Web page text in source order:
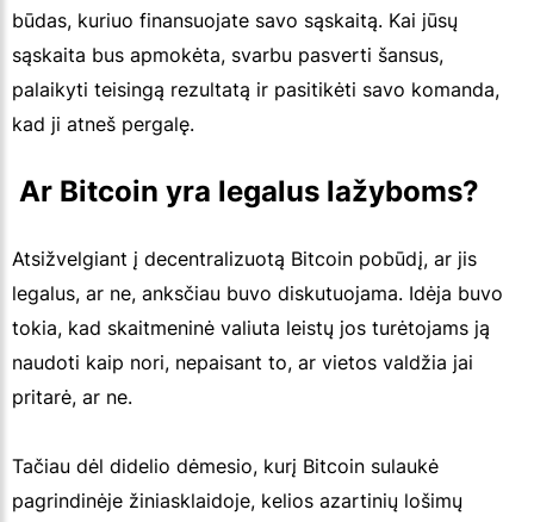
būdas, kuriuo finansuojate savo sąskaitą. Kai jūsų
sąskaita bus apmokėta, svarbu pasverti šansus,
palaikyti teisingą rezultatą ir pasitikėti savo komanda,
kad ji atneš pergalę.
Ar Bitcoin yra legalus lažyboms?
Atsižvelgiant į decentralizuotą Bitcoin pobūdį, ar jis
legalus, ar ne, anksčiau buvo diskutuojama. Idėja buvo
tokia, kad skaitmeninė valiuta leistų jos turėtojams ją
naudoti kaip nori, nepaisant to, ar vietos valdžia jai
pritarė, ar ne.
Tačiau dėl didelio dėmesio, kurį Bitcoin sulaukė
pagrindinėje žiniasklaidoje, kelios azartinių lošimų